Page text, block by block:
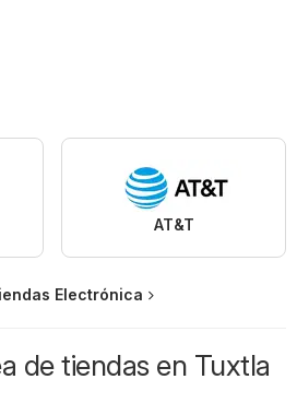
AT&T
Electrónica
de tiendas en Tuxtla